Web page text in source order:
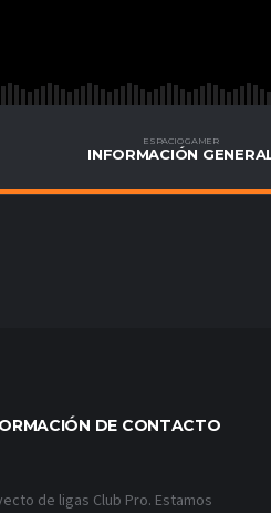
ESPACIO GAMER
INFORMACIÓN
DE CONTACTO
de ligas Club Pro. Estamos